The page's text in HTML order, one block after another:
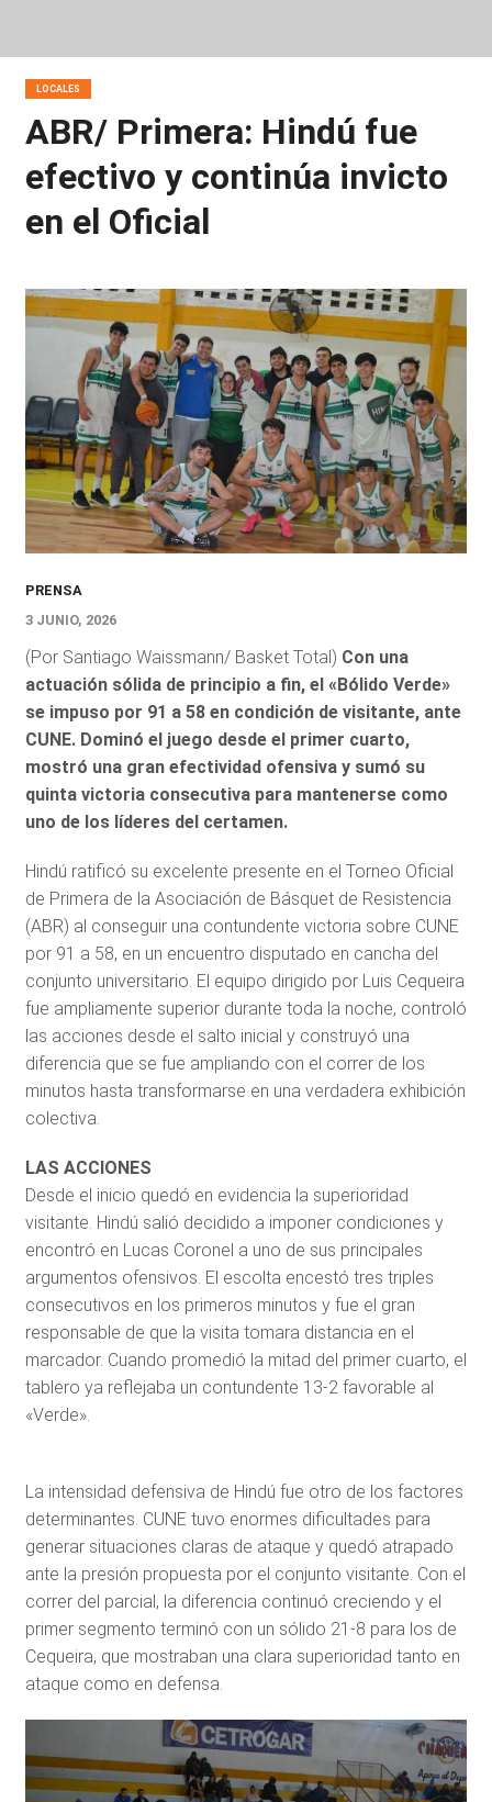
LOCALES
ABR/ Primera: Hindú fue
efectivo y continúa invicto
en el Oficial
PRENSA
3 JUNIO, 2026
(Por Santiago Waissmann/ Basket Total) Con una
actuación sólida de principio a fin, el «Bólido Verde»
se impuso por 91 a 58 en condición de visitante, ante
CUNE. Dominó el juego desde el primer cuarto,
mostró una gran efectividad ofensiva y sumó su
quinta victoria consecutiva para mantenerse como
uno de los líderes del certamen.
Hindú ratificó su excelente presente en el Torneo Oficial
de Primera de la Asociación de Básquet de Resistencia
(ABR) al conseguir una contundente victoria sobre CUNE
por 91 a 58, en un encuentro disputado en cancha del
conjunto universitario. El equipo dirigido por Luis Cequeira
fue ampliamente superior durante toda la noche, controló
las acciones desde el salto inicial y construyó una
diferencia que se fue ampliando con el correr de los
minutos hasta transformarse en una verdadera exhibición
colectiva.
LAS ACCIONES
Desde el inicio quedó en evidencia la superioridad
visitante. Hindú salió decidido a imponer condiciones y
encontró en Lucas Coronel a uno de sus principales
argumentos ofensivos. El escolta encestó tres triples
consecutivos en los primeros minutos y fue el gran
responsable de que la visita tomara distancia en el
marcador. Cuando promedió la mitad del primer cuarto, el
tablero ya reflejaba un contundente 13-2 favorable al
«Verde».
La intensidad defensiva de Hindú fue otro de los factores
determinantes. CUNE tuvo enormes dificultades para
generar situaciones claras de ataque y quedó atrapado
ante la presión propuesta por el conjunto visitante. Con el
correr del parcial, la diferencia continuó creciendo y el
primer segmento terminó con un sólido 21-8 para los de
Cequeira, que mostraban una clara superioridad tanto en
ataque como en defensa.